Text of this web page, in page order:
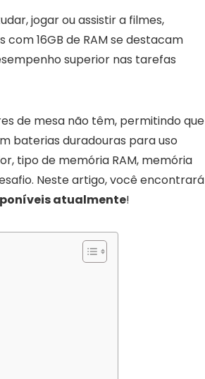
jogar ou assistir a filmes,
16GB de RAM se destacam
superior nas tarefas
de mesa não têm, permitindo que
baterias duradouras para uso
tipo de memória RAM, memória
Neste artigo, você encontrará
atualmente!